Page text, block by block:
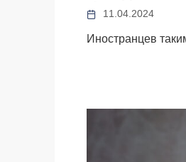
11.04.2024
Иностранцев